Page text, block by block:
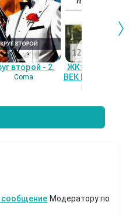
второй - 2.
Coma
ЖК: СЕРЕБРЯНЫЙ
ВЕК НАШЕЙ ЛЮБВИ
Гость-121359
сообщение Модератору по